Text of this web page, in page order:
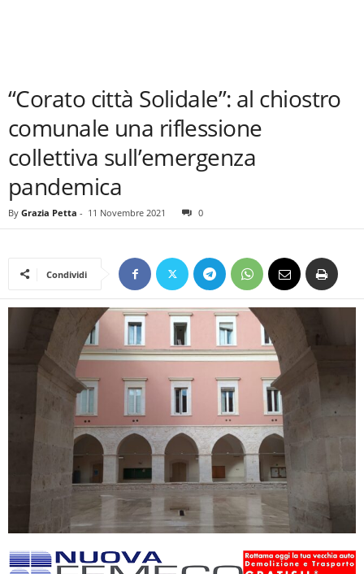
“Corato città Solidale”: al chiostro
comunale una riflessione
collettiva sull’emergenza
pandemica
By Grazia Petta - 11 Novembre 2021 0
Condividi